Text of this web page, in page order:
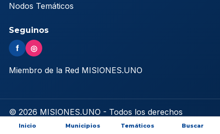
Nodos Temáticos
Seguinos
f ◎
Miembro de la Red MISIONES.UNO
© 2026 MISIONES.UNO - Todos los derechos
reservados
Inicio Municipios Temáticos Buscar